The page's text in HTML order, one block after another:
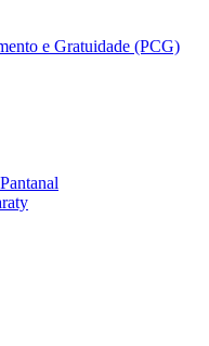
e Gratuidade (PCG)